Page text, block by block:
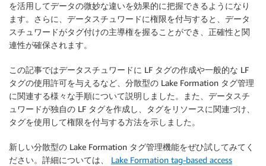
を活用してデータの微妙な違いを効果的に把握できるようになり
ます。さらに、データスチュワードに権限を付与すると、データ
スチュワードがタグ付けの主導権を握ることができ、正確性と関
連性が確保されます。
この記事ではデータスチュワードに LF タグの作成や一般的な LF
タグの使用許可を与えるなど、分散型の Lake Formation タグ管理
に関連する様々な手順について説明しました。また、データスチ
ュワードが独自の LF タグを作成し、タグをリソースに関連づけ、
タグを使用して権限を付与する方法を示しました。
新しい分散型の Lake Formation タグ管理機能をぜひ試してみてく
ださい。詳細については、 Lake Formation tag-based access